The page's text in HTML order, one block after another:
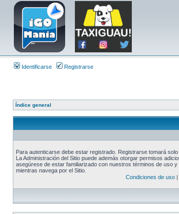
Identificarse Registrarse
Índice general
Para autenticarse debe estar registrado. Registrarse tomará
La Administración del Sitio puede además otorgar permisos
asegúrese de estar familiarizado con nuestros términos de uso
mientras navega por el Sitio.
Condiciones de uso|